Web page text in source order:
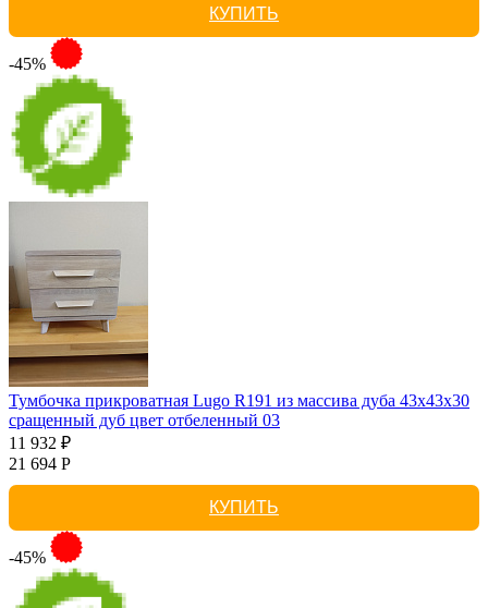
КУПИТЬ
-45%
Тумбочка прикроватная Lugo R191 из массива дуба 43х43х30
сращенный дуб цвет отбеленный 03
11 932 ₽
21 694 Р
КУПИТЬ
-45%